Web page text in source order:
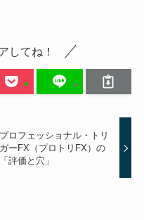
してね！
プロフェッショナル・トリ
ガーFX（プロトリFX）の
「評価と穴」